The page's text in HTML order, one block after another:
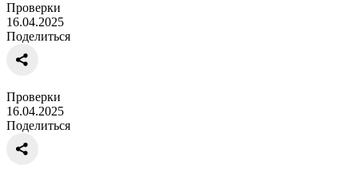
Проверки
16.04.2025
Поделиться
Проверки
16.04.2025
Поделиться